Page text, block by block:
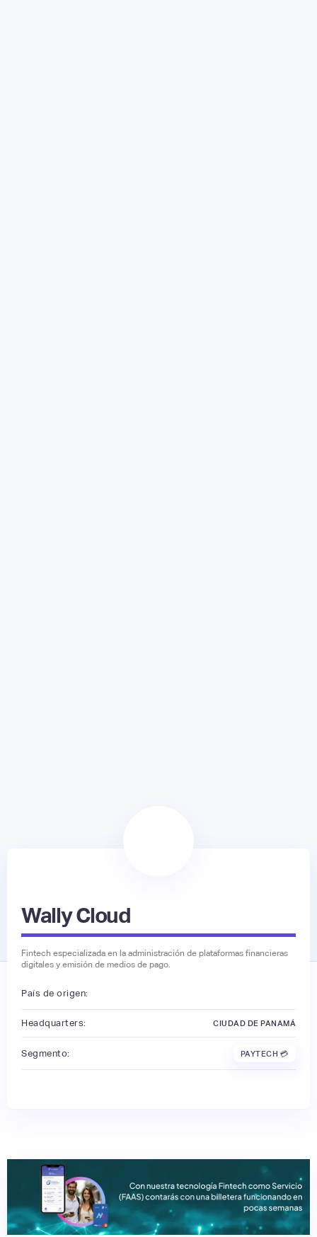
Wally Cloud
Fintech especializada en la administración de plataformas financieras
digitales y emisión de medios de pago.
País de origen:
Headquarters: CIUDAD DE PANAMÁ
Segmento: PAYTECH 💳